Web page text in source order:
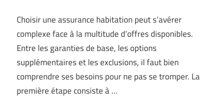
Choisir une assurance habitation peut s’avérer
complexe face à la multitude d’offres disponibles.
Entre les garanties de base, les options
supplémentaires et les exclusions, il faut bien
comprendre ses besoins pour ne pas se tromper. La
première étape consiste à …